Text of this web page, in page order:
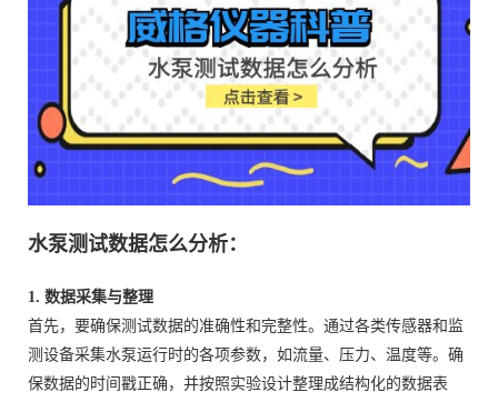
水泵测试数据怎么分析：
1. 数据采集与整理
首先，要确保测试数据的准确性和完整性。通过各类传感器和监
测设备采集水泵运行时的各项参数，如流量、压力、温度等。确
保数据的时间戳正确，并按照实验设计整理成结构化的数据表